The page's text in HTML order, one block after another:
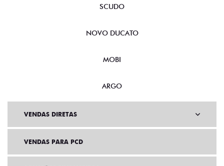
SCUDO
NOVO DUCATO
MOBI
ARGO
VENDAS DIRETAS
VENDAS PARA PCD